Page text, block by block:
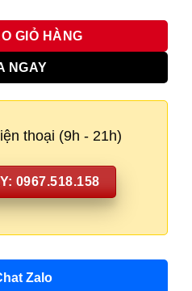
là:
GIỎ HÀNG
NGAY
thoại (9h - 21h)
0967.518.158
Zalo